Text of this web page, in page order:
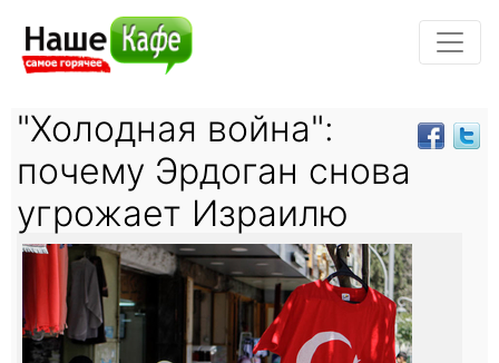
"Холодная война":
почему Эрдоган снова
угрожает Израилю